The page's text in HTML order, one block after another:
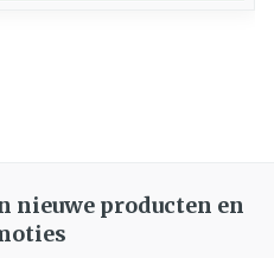
nieuwe producten en